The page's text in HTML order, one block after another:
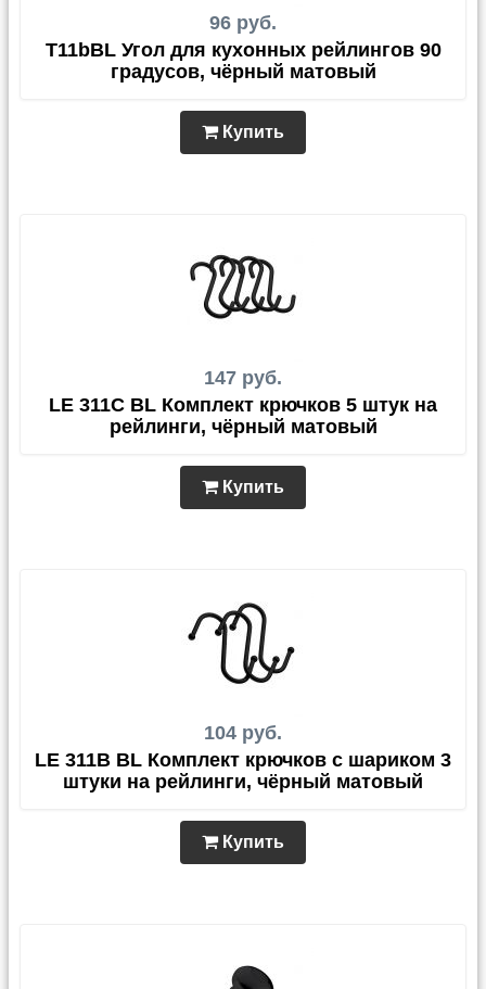
96 руб.
T11bBL Угол для кухонных рейлингов 90
градусов, чёрный матовый
Купить
147 руб.
LE 311C BL Комплект крючков 5 штук на
рейлинги, чёрный матовый
Купить
104 руб.
LE 311B BL Комплект крючков с шариком 3
штуки на рейлинги, чёрный матовый
Купить